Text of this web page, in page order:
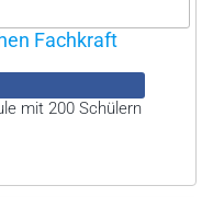
Fachkraft
mit 200 Schülern